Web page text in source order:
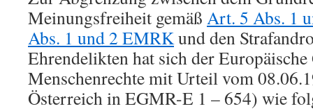
Meinungsfreiheit gemäß Art. 5 Abs. 1
Abs. 1 und 2 EMRKund den
Ehrendelikten hat sich der
Menschenrechte mit Urteil vom
Österreich in EGMR-E 1 – 654) wie